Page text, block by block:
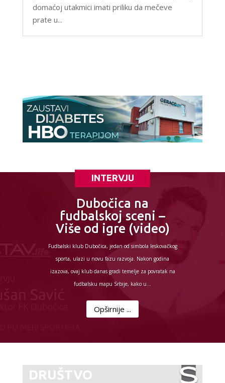
domaćoj utakmici imati priliku da mečeve
prate u...
INTERVJU
Dubočica na
fudbalskoj sceni –
Više od igre (video)
Fudbalski klub Dubočica, jedan od simbola leskovačkog
sporta, ulazi u novu fazu razvoja. Nakon godina
izazova, ovaj klub danas gradi temelje za povratak na
fudbalsku mapu Srbije, kako u...
Opširnije ...
DRUŠTVO